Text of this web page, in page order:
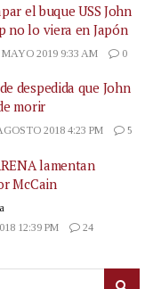
el buque USS John
no lo viera en Japón
2019 9:33 AM 0
despedida que John
morir
2018 4:23 PM 5
lamentan
McCain
12:39 PM
24